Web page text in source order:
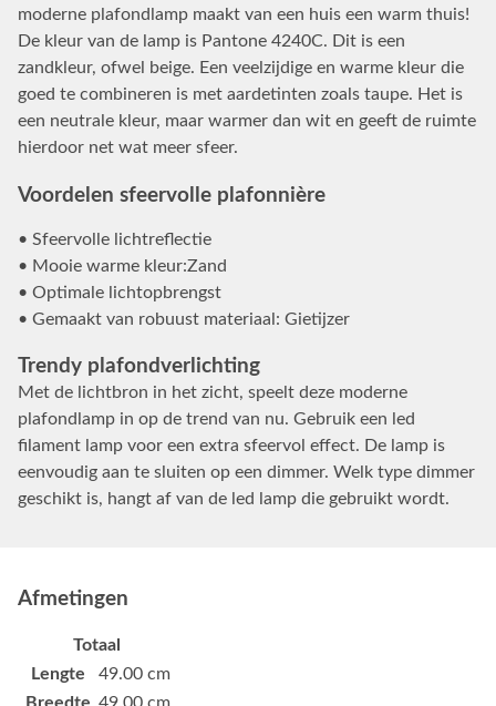
moderne plafondlamp maakt van een huis een warm thuis!
De kleur van de lamp is Pantone 4240C. Dit is een
zandkleur, ofwel beige. Een veelzijdige en warme kleur die
goed te combineren is met aardetinten zoals taupe. Het is
een neutrale kleur, maar warmer dan wit en geeft de ruimte
hierdoor net wat meer sfeer.
Voordelen sfeervolle plafonnière
• Sfeervolle lichtreflectie
• Mooie warme kleur:Zand
• Optimale lichtopbrengst
• Gemaakt van robuust materiaal: Gietijzer
Trendy plafondverlichting
Met de lichtbron in het zicht, speelt deze moderne
plafondlamp in op de trend van nu. Gebruik een led
filament lamp voor een extra sfeervol effect. De lamp is
eenvoudig aan te sluiten op een dimmer. Welk type dimmer
geschikt is, hangt af van de led lamp die gebruikt wordt.
Afmetingen
Totaal
Lengte
49.00 cm